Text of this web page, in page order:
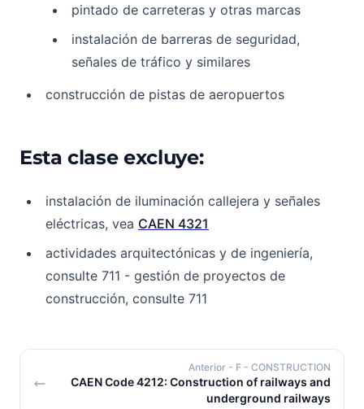
pintado de carreteras y otras marcas
instalación de barreras de seguridad,
señales de tráfico y similares
construcción de pistas de aeropuertos
Esta clase excluye:
instalación de iluminación callejera y señales
eléctricas, vea CAEN 4321
actividades arquitectónicas y de ingeniería,
consulte 711 - gestión de proyectos de
construcción, consulte 711
Anterior - F - CONSTRUCTION
CAEN Code 4212: Construction of railways and
underground railways